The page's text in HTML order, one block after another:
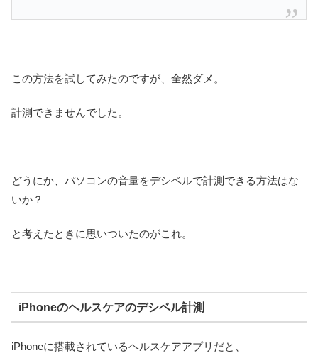
この方法を試してみたのですが、全然ダメ。
計測できませんでした。
どうにか、パソコンの音量をデシベルで計測できる方法はな
いか？
と考えたときに思いついたのがこれ。
iPhoneのヘルスケアのデシベル計測
iPhoneに搭載されているヘルスケアアプリだと、